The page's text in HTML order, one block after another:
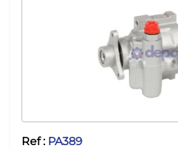
Ref : PA389